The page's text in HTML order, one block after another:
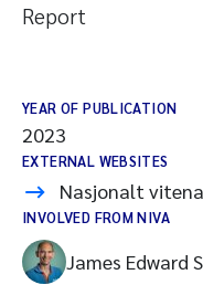
Report
YEAR OF PUBLICATION
2023
EXTERNAL WEBSITES
Nasjonalt
INVOLVED FROM NIVA
James Edward